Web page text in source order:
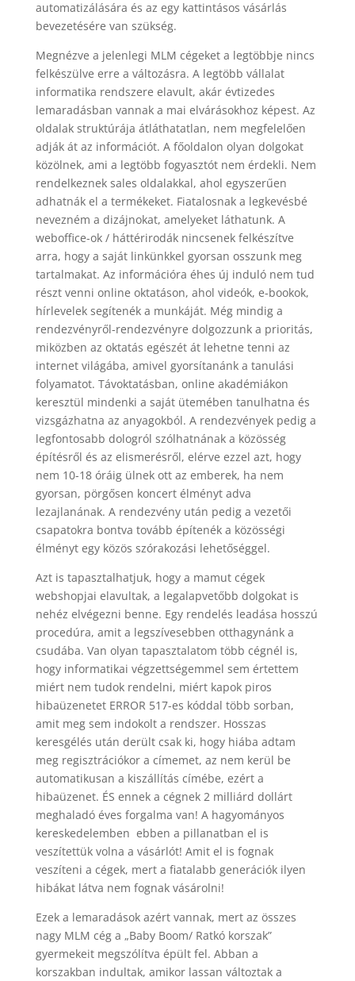
automatizálására és az egy kattintásos vásárlás
bevezetésére van szükség.
Megnézve a jelenlegi MLM cégeket a legtöbbje nincs
felkészülve erre a változásra. A legtöbb vállalat
informatika rendszere elavult, akár évtizedes
lemaradásban vannak a mai elvárásokhoz képest. Az
oldalak struktúrája átláthatatlan, nem megfelelően
adják át az információt. A főoldalon olyan dolgokat
közölnek, ami a legtöbb fogyasztót nem érdekli. Nem
rendelkeznek sales oldalakkal, ahol egyszerűen
adhatnák el a termékeket. Fiatalosnak a legkevésbé
nevezném a dizájnokat, amelyeket láthatunk. A
weboffice-ok / háttérirodák nincsenek felkészítve
arra, hogy a saját linkünkkel gyorsan osszunk meg
tartalmakat. Az információra éhes új induló nem tud
részt venni online oktatáson, ahol videók, e-bookok,
hírlevelek segítenék a munkáját. Még mindig a
rendezvényről-rendezvényre dolgozzunk a prioritás,
miközben az oktatás egészét át lehetne tenni az
internet világába, amivel gyorsítanánk a tanulási
folyamatot. Távoktatásban, online akadémiákon
keresztül mindenki a saját ütemében tanulhatna és
vizsgázhatna az anyagokból. A rendezvények pedig a
legfontosabb dologról szólhatnának a közösség
építésről és az elismerésről, elérve ezzel azt, hogy
nem 10-18 óráig ülnek ott az emberek, ha nem
gyorsan, pörgősen koncert élményt adva
lezajlanának. A rendezvény után pedig a vezetői
csapatokra bontva tovább építenék a közösségi
élményt egy közös szórakozási lehetőséggel.
Azt is tapasztalhatjuk, hogy a mamut cégek
webshopjai elavultak, a legalapvetőbb dolgokat is
nehéz elvégezni benne. Egy rendelés leadása hosszú
procedúra, amit a legszívesebben otthagynánk a
csudába. Van olyan tapasztalatom több cégnél is,
hogy informatikai végzettségemmel sem értettem
miért nem tudok rendelni, miért kapok piros
hibaüzenetet ERROR 517-es kóddal több sorban,
amit meg sem indokolt a rendszer. Hosszas
keresgélés után derült csak ki, hogy hiába adtam
meg regisztrációkor a címemet, az nem kerül be
automatikusan a kiszállítás címébe, ezért a
hibaüzenet. ÉS ennek a cégnek 2 milliárd dollárt
meghaladó éves forgalma van! A hagyományos
kereskedelemben ebben a pillanatban el is
veszítettük volna a vásárlót! Amit el is fognak
veszíteni a cégek, mert a fiatalabb generációk ilyen
hibákat látva nem fognak vásárolni!
Ezek a lemaradások azért vannak, mert az összes
nagy MLM cég a „Baby Boom/ Ratkó korszak”
gyermekeit megszólítva épült fel. Abban a
korszakban indultak, amikor lassan változtak a